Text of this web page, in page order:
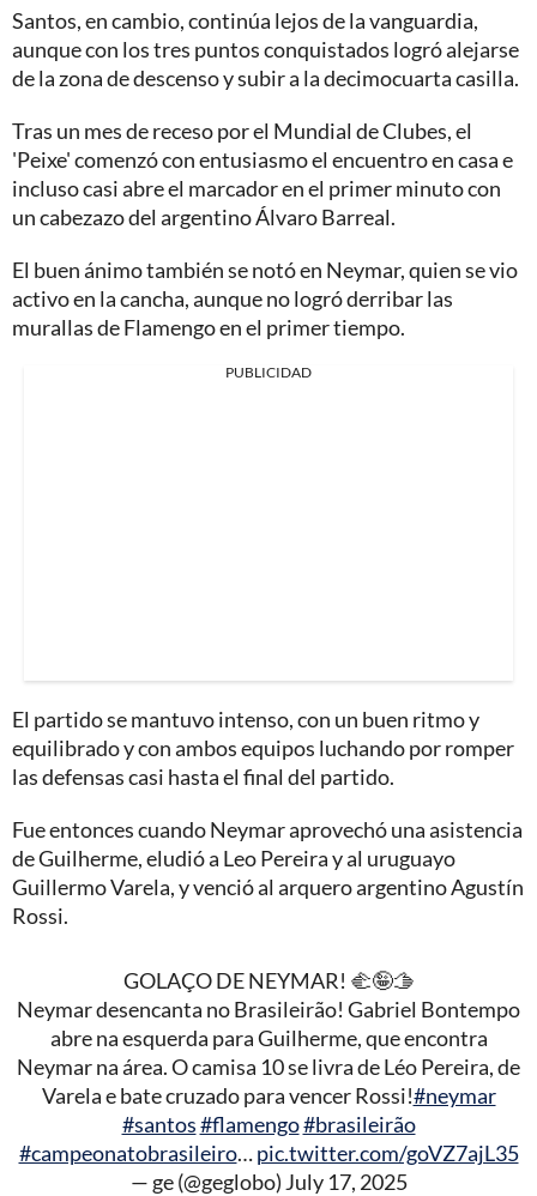
Santos, en cambio, continúa lejos de la vanguardia,
aunque con los tres puntos conquistados logró alejarse
de la zona de descenso y subir a la decimocuarta casilla.
Tras un mes de receso por el Mundial de Clubes, el
'Peixe' comenzó con entusiasmo el encuentro en casa e
incluso casi abre el marcador en el primer minuto con
un cabezazo del argentino Álvaro Barreal.
El buen ánimo también se notó en Neymar, quien se vio
activo en la cancha, aunque no logró derribar las
murallas de Flamengo en el primer tiempo.
PUBLICIDAD
El partido se mantuvo intenso, con un buen ritmo y
equilibrado y con ambos equipos luchando por romper
las defensas casi hasta el final del partido.
Fue entonces cuando Neymar aprovechó una asistencia
de Guilherme, eludió a Leo Pereira y al uruguayo
Guillermo Varela, y venció al arquero argentino Agustín
Rossi.
GOLAÇO DE NEYMAR! 🫲🤪🫱
Neymar desencanta no Brasileirão! Gabriel Bontempo
abre na esquerda para Guilherme, que encontra
Neymar na área. O camisa 10 se livra de Léo Pereira, de
Varela e bate cruzado para vencer Rossi!#neymar
#santos#flamengo#brasileirão
#campeonatobrasileiro…pic.twitter.com/goVZ7ajL35
— ge (@geglobo) July 17, 2025